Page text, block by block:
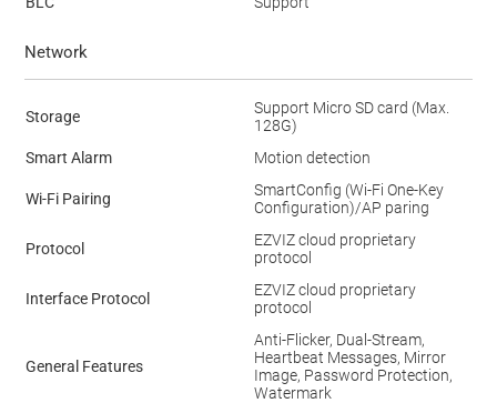
Network
Storage
Support Micro SD card (Max.
128G)
Smart Alarm
Motion detection
Wi-Fi Pairing
SmartConfig (Wi-Fi One-Key
Configuration)/AP paring
Protocol
EZVIZ cloud proprietary
protocol
Interface Protocol
EZVIZ cloud proprietary
protocol
General Features
Anti-Flicker, Dual-Stream,
Heartbeat Messages, Mirror
Image, Password Protection,
Watermark